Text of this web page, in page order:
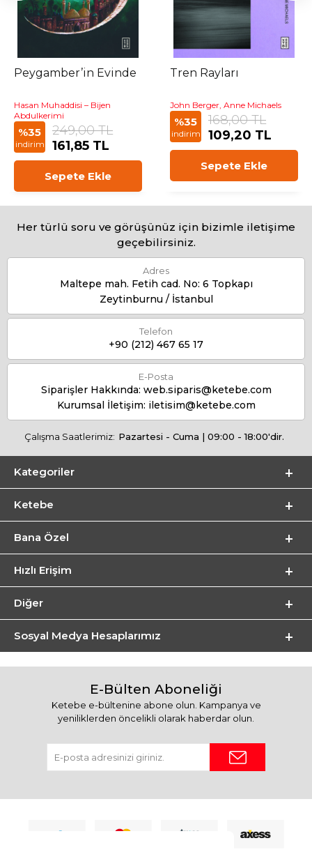
Peygamber’in Evinde
Hasan Muhaddisi – Bijen
Abdulkerimi
%35
indirim
249,00 TL
161,85 TL
Sepete Ekle
Tren Rayları
John Berger, Anne Michaels
%35
indirim
168,00 TL
109,20 TL
Sepete Ekle
Her türlü soru ve görüşünüz için bizimle iletişime
geçebilirsiniz.
Adres
Maltepe mah. Fetih cad. No: 6 Topkapı
Zeytinburnu / İstanbul
Telefon
+90 (212) 467 65 17
E-Posta
Siparişler Hakkında: web.siparis@ketebe.com
Kurumsal İletişim: iletisim@ketebe.com
Çalışma Saatlerimiz: Pazartesi - Cuma | 09:00 - 18:00'dir.
Kategoriler
Ketebe
Bana Özel
Hızlı Erişim
Diğer
Sosyal Medya Hesaplarımız
E-Bülten Aboneliği
Ketebe e-bültenine abone olun. Kampanya ve
yeniliklerden öncelikli olarak haberdar olun.